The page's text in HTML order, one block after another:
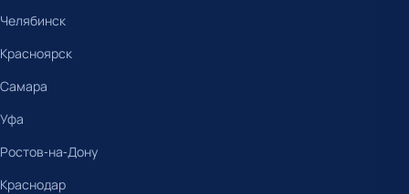
Челябинск
Красноярск
Самара
Уфа
Ростов-на-Дону
Краснодар